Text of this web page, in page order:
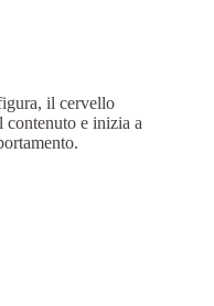
il cervello
contenuto e inizia a